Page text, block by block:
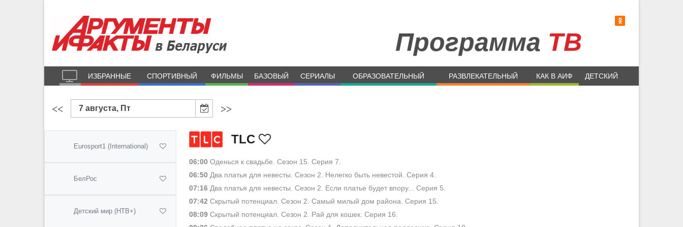
Программа ТВ
ИЗБРАННЫЕ СПОРТИВНЫЙ ФИЛЬМЫ БАЗОВЫЙ СЕРИАЛЫ ОБРАЗОВАТЕЛЬНЫЙ РАЗВЛЕКАТЕЛЬНЫЙ КАК В АИФ ДЕТСКИЙ
<< 7 августа, Пт >>
Eurosport1 (International)
БелРос
Детский мир (НТВ+)
TLС
06:00 Оденься к свадьбе. Сезон 15. Серия 7.
06:50 Два платья для невесты. Сезон 2. Нелегко быть невестой. Серия 4.
07:16 Два платья для невесты. Сезон 2. Если платье будет впору... Серия 5.
07:42 Скрытый потенциал. Сезон 2. Самый милый дом района. Серия 15.
08:09 Скрытый потенциал. Сезон 2. Рай для кошек. Серия 16.